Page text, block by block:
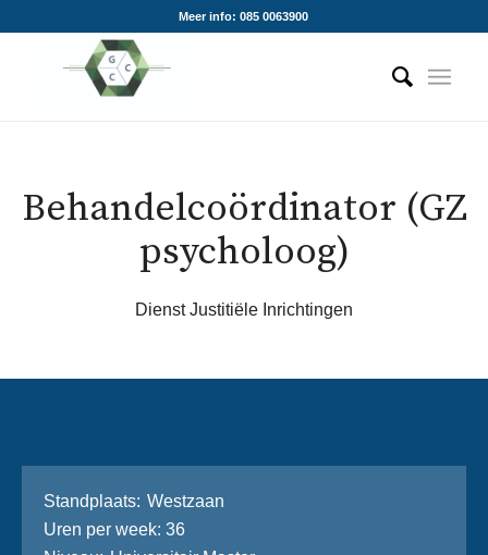
Meer info: 085 0063900
Behandelcoördinator (GZ
psycholoog)
Dienst Justitiële Inrichtingen
Stand­plaats Westzaan
Uren per week 36